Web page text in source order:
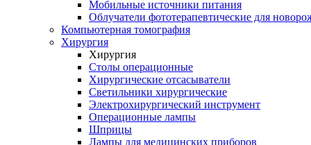
Мобильные источники питания
Облучатели фототерапевтические для
Компьютерная томография
Хирургия
Хирургия
Столы операционные
Хирургические отсасыватели
Светильники хирургические
Электрохирургический инструмент
Операционные лампы
Шприцы
Лампы для медицинских приборов